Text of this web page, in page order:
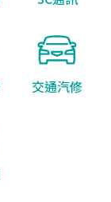
交通汽修